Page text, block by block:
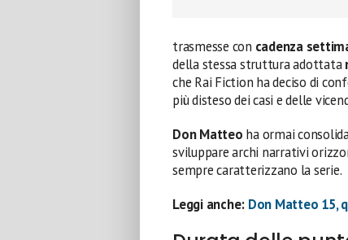
trasmesse con cadenza
della stessa struttura adottata
che Rai Fiction ha deciso di
più disteso dei casi e delle
Don Matteo ha ormai
sviluppare archi narrativi
sempre caratterizzano la serie.
Leggi anche: Don Matteo 15,